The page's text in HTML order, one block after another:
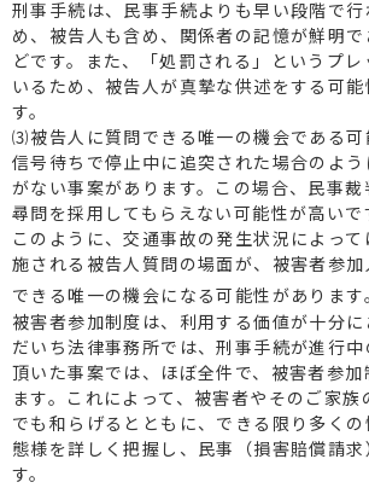
刑事手続は、民事手続よりも早い段階で行
め、被告人も含め、関係者の記憶が鮮明
どです。また、「処罰される」というプレ
いるため、被告人が真摯な供述をする可
す。
⑶被告人に質問できる唯一の機会である可
信号待ちで停止中に追突された場合のよ
がない事案があります。この場合、民事裁
尋問を採用してもらえない可能性が高いで
このように、交通事故の発生状況によっ
施される被告人質問の場面が、被害者参
できる唯一の機会になる可能性があります。
被害者参加制度は、利用する価値が十分に
だいち法律事務所では、刑事手続が進行
頂いた事案では、ほぼ全件で、被害者参加
ます。これによって、被害者やそのご家族
でも和らげるとともに、できる限り多く
態様を詳しく把握し、民事（損害賠償請
す。